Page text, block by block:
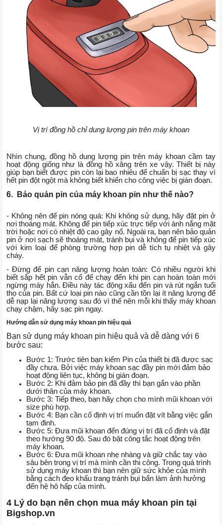
Vị trí đồng hồ chỉ dung lượng pin trên máy khoan
Nhìn chung, đồng hồ dung lượng pin trên máy khoan cầm tay
hoạt động giống như là đồng hồ xăng trên xe vậy. Thiết bị này
giúp bạn biết được pin còn lại bao nhiêu để chuẩn bị sạc thay vì
hết pin đột ngột mà không biết khiến cho công việc bị gián đoạn.
6. Bảo quản pin của máy khoan pin như thế nào?
- Không nên để pin nóng quá: Khi không sử dụng, hãy đặt pin ở
nơi thoáng mát. Không để pin tiếp xúc trực tiếp với ánh nắng mặt
trời hoặc nơi có nhiệt độ cao gây nổ. Ngoài ra, bạn nên bảo quản
pin ở nơi sạch sẽ thoáng mát, tránh bụi và không để pin tiếp xúc
với kim loại để phòng trường hợp pin dễ tích tụ nhiệt và gây
cháy.
- Đừng để pin cạn năng lượng hoàn toàn: Có nhiều người khi
biết sắp hết pin vẫn cố để chạy đến khi pin cạn hoàn toàn mới
ngừng máy hẳn. Điều này tác động xấu đến pin và rút ngắn tuổi
thọ của pin. Bất cứ loại pin nào cũng cần tồn lại ít năng lượng để
dễ nạp lại năng lượng sau đó vì thế nên mỗi khi thấy máy khoan
chạy chậm, hãy sạc pin ngay.
Hướng dẫn sử dụng máy khoan pin hiệu quả
Bạn sử dụng máy khoan pin hiệu quả và dễ dàng với 6
bước sau:
Bước 1: Trước tiên bạn kiểm Pin của thiết bị đã được sạc
đầy chưa. Bởi việc máy khoan sạc đầy pin mới đảm bảo
hoạt động liên tục, không bị gián đoạn.
Bước 2: Khi đảm bảo pin đã đầy thì bạn gắn vào phần
dưới thân của máy khoan.
Bước 3: Tiếp theo, bạn hãy chọn cho mình mũi khoan với
size phù hợp.
Bước 4: Bạn cần cố định vị trí muốn đặt vít bằng việc gắn
tạm đinh.
Bước 5: Đưa mũi khoan đến đúng vị trí đã cố định và đặt
theo hướng 90 độ. Sau đó bật công tắc hoạt động trên
máy khoan.
Bước 6: Đưa mũi khoan nhẹ nhàng và giữ chắc tay vào
sâu bên trong vị trí mà mình cần thi công. Trong quá trình
sử dụng máy khoan thì bạn nên giữ sức khỏe của mình
bằng cách đeo khẩu trang tránh bụi bẩn làm ảnh hưởng
đến hệ hô hấp của mình.
4 Lý do bạn nên chọn mua máy khoan pin tại
Bigshop.vn